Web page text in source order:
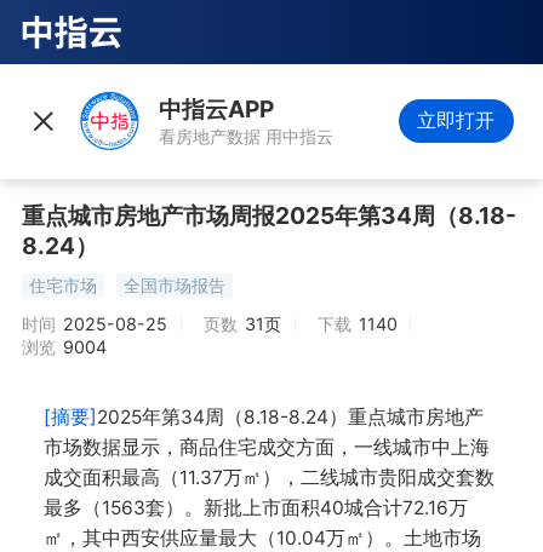
中指云APP
看房地产数据 用中指云
立即打开
重点城市房地产市场周报2025年第34周（8.18-
8.24）
住宅市场
全国市场报告
时间 2025-08-25 页数 31页 下载 1140
浏览 9004
[摘要]2025年第34周（8.18-8.24）重点城市房地产
市场数据显示，商品住宅成交方面，一线城市中上海
成交面积最高（11.37万㎡），二线城市贵阳成交套数
最多（1563套）。新批上市面积40城合计72.16万
㎡，其中西安供应量最大（10.04万㎡）。土地市场